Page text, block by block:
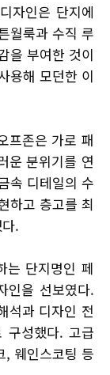
자인은 단지에
월룩과 수직 루
을 부여한 것이
용해 모던한 이
프존은 가로 패
운 분위기를 연
속 디테일의 수
하고 층고를 최
.
는 단지명인 페
인을 선보였다.
석과 디자인 전
구성했다. 고급
, 웨인스코팅 등